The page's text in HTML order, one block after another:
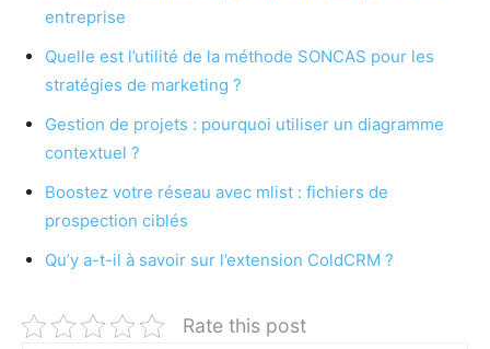
entreprise
Quelle est l’utilité de la méthode SONCAS pour les
stratégies de marketing ?
Gestion de projets : pourquoi utiliser un diagramme
contextuel ?
Boostez votre réseau avec mlist : fichiers de
prospection ciblés
Qu’y a-t-il à savoir sur l’extension ColdCRM ?
Rate this post